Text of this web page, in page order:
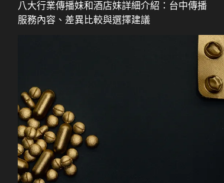
八大行業傳播妹和酒店妹詳細介紹：台中傳播
服務內容、差異比較與選擇建議